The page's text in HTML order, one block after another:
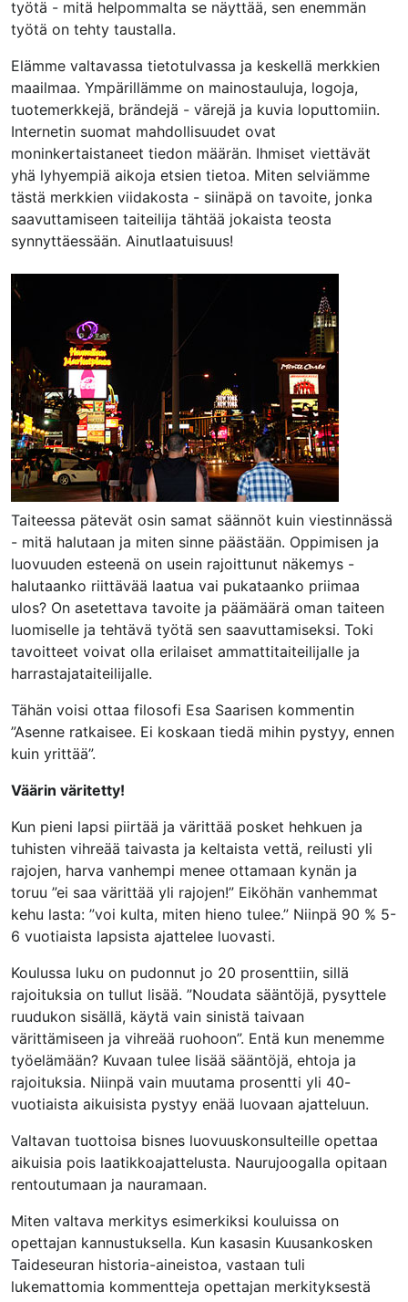
työtä - mitä helpommalta se näyttää, sen enemmän
työtä on tehty taustalla.
Elämme valtavassa tietotulvassa ja keskellä merkkien
maailmaa. Ympärillämme on mainostauluja, logoja,
tuotemerkkejä, brändejä - värejä ja kuvia loputtomiin.
Internetin suomat mahdollisuudet ovat
moninkertaistaneet tiedon määrän. Ihmiset viettävät
yhä lyhyempiä aikoja etsien tietoa. Miten selviämme
tästä merkkien viidakosta - siinäpä on tavoite, jonka
saavuttamiseen taiteilija tähtää jokaista teosta
synnyttäessään. Ainutlaatuisuus!
Taiteessa pätevät osin samat säännöt kuin viestinnässä
- mitä halutaan ja miten sinne päästään. Oppimisen ja
luovuuden esteenä on usein rajoittunut näkemys -
halutaanko riittävää laatua vai pukataanko priimaa
ulos? On asetettava tavoite ja päämäärä oman taiteen
luomiselle ja tehtävä työtä sen saavuttamiseksi. Toki
tavoitteet voivat olla erilaiset ammattitaiteilijalle ja
harrastajataiteilijalle.
Tähän voisi ottaa filosofi Esa Saarisen kommentin
”Asenne ratkaisee. Ei koskaan tiedä mihin pystyy, ennen
kuin yrittää”.
Väärin väritetty!
Kun pieni lapsi piirtää ja värittää posket hehkuen ja
tuhisten vihreää taivasta ja keltaista vettä, reilusti yli
rajojen, harva vanhempi menee ottamaan kynän ja
toruu ”ei saa värittää yli rajojen!” Eiköhän vanhemmat
kehu lasta: ”voi kulta, miten hieno tulee.” Niinpä 90 % 5-
6 vuotiaista lapsista ajattelee luovasti.
Koulussa luku on pudonnut jo 20 prosenttiin, sillä
rajoituksia on tullut lisää. ”Noudata sääntöjä, pysyttele
ruudukon sisällä, käytä vain sinistä taivaan
värittämiseen ja vihreää ruohoon”. Entä kun menemme
työelämään? Kuvaan tulee lisää sääntöjä, ehtoja ja
rajoituksia. Niinpä vain muutama prosentti yli 40-
vuotiaista aikuisista pystyy enää luovaan ajatteluun.
Valtavan tuottoisa bisnes luovuuskonsulteille opettaa
aikuisia pois laatikkoajattelusta. Naurujoogalla opitaan
rentoutumaan ja nauramaan.
Miten valtava merkitys esimerkiksi kouluissa on
opettajan kannustuksella. Kun kasasin Kuusankosken
Taideseuran historia-aineistoa, vastaan tuli
lukemattomia kommentteja opettajan merkityksestä